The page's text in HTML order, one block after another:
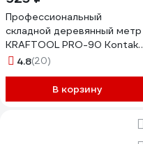
Профессиональный
складной деревянный метр
KRAFTOOL PRO-90 Kontakt
2.4 м 34729
4.8(20)
В корзину